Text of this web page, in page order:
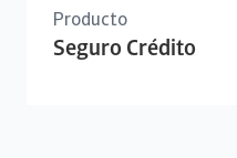
Producto
Seguro Crédito